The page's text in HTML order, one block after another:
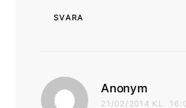
SVARA
Anonym
21/02/2014 KL.